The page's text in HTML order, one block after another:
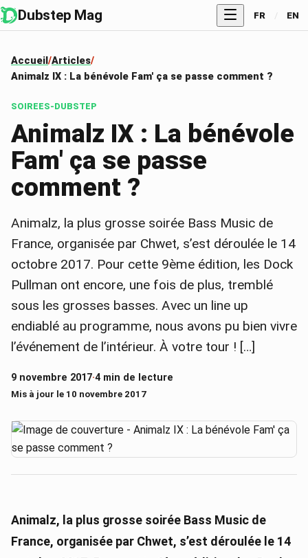
Dubstep Mag FR / EN
Accueil Articles
Animalz IX : La bénévole Fam' ça se passe comment ?
SOIREES-DUBSTEP
Animalz IX : La bénévole
Fam' ça se passe
comment ?
Animalz, la plus grosse soirée Bass Music de
France, organisée par Chwet, s’est déroulée le 14
octobre 2017. Pour cette 9ème édition, les Dock
Pullman ont encore, une fois de plus, tremblé
sous les grosses basses. Avec un line up
endiablé au programme, nous avons pu bien vivre
l’événement de l’intérieur. À votre tour ! […]
9 novembre 2017·4 min de lecture
Mis à jour le 10 novembre 2017
Animalz, la plus grosse soirée Bass Music de
France, organisée par Chwet, s’est déroulée le 14